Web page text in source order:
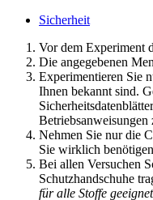
Sicherheit
Vor dem Experiment
Die angegebenen
Experimentieren Sie
Ihnen bekannt sind.
Betriebsanweisungen
Nehmen Sie nur die
Sie wirklich
Bei allen Versuchen
Schutzhandschuhe
für alle Stoffe